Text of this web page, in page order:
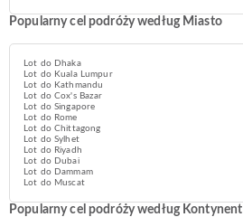
Popularny cel podróży według Miasto
Lot do Dhaka
Lot do Kuala Lumpur
Lot do Kathmandu
Lot do Cox's Bazar
Lot do Singapore
Lot do Rome
Lot do Chittagong
Lot do Sylhet
Lot do Riyadh
Lot do Dubai
Lot do Dammam
Lot do Muscat
Popularny cel podróży według Kontynent